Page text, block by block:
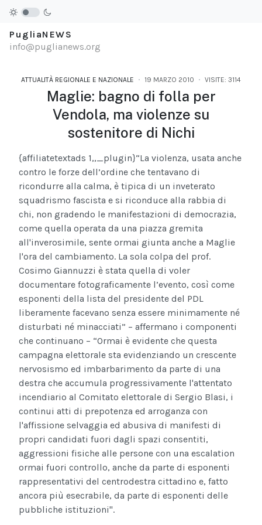
PugliaNEWS
info@puglianews.org
ATTUALITÀ REGIONALE E NAZIONALE 19 MARZO 2010 VISITE: 3114
Maglie: bagno di folla per
Vendola, ma violenze su
sostenitore di Nichi
{affiliatetextads 1,,_plugin}“La violenza, usata anche
contro le forze dell’ordine che tentavano di
ricondurre alla calma, è tipica di un inveterato
squadrismo fascista e si riconduce alla rabbia di
chi, non gradendo le manifestazioni di democrazia,
come quella operata da una piazza gremita
all'inverosimile, sente ormai giunta anche a Maglie
l'ora del cambiamento. La sola colpa del prof.
Cosimo Giannuzzi è stata quella di voler
documentare fotograficamente l’evento, così come
esponenti della lista del presidente del PDL
liberamente facevano senza essere minimamente né
disturbati né minacciati” – affermano i componenti
che continuano – “Ormai è evidente che questa
campagna elettorale sta evidenziando un crescente
nervosismo ed imbarbarimento da parte di una
destra che accumula progressivamente l'attentato
incendiario al Comitato elettorale di Sergio Blasi, i
continui atti di prepotenza ed arroganza con
l'affissione selvaggia ed abusiva di manifesti di
propri candidati fuori dagli spazi consentiti,
aggressioni fisiche alle persone con una escalation
ormai fuori controllo, anche da parte di esponenti
rappresentativi del centrodestra cittadino e, fatto
ancora più esecrabile, da parte di esponenti delle
pubbliche istituzioni".